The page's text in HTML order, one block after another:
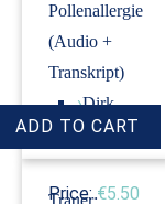
Pollenallergie
(Audio +
Transkript)
›Dirk
Revenstorf
Price: €5.50
Trauer: